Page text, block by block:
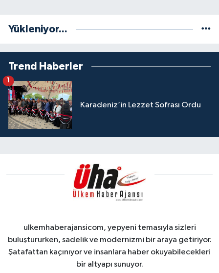
Yükleniyor...
Trend Haberler
Karadeniz’in Lezzet Sofrası Ordu
ulkemhaberajansicom, yepyeni temasıyla sizleri
buluştururken, sadelik ve modernizmi bir araya getiriyor.
Şatafattan kaçınıyor ve insanlara haber okuyabilecekleri
bir altyapı sunuyor.